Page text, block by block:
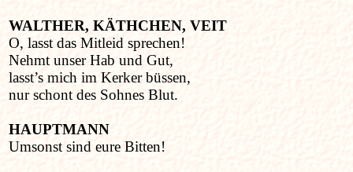
WALTHER, KÄTHCHEN, VEIT
O, lasst das Mitleid sprechen!
Nehmt unser Hab und Gut,
lasst’s mich im Kerker büssen,
nur schont des Sohnes Blut.
HAUPTMANN
Umsonst sind eure Bitten!